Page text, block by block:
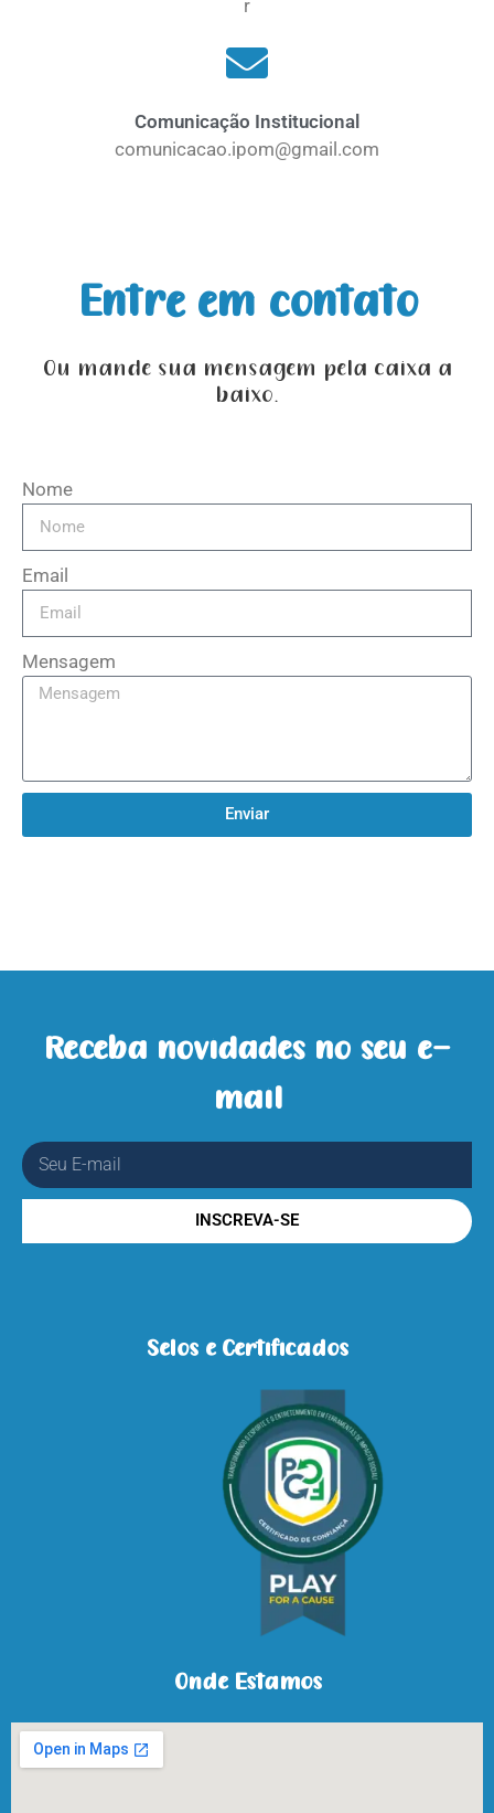
r
Comunicação Institucional
comunicacao.ipom@gmail.com
Entre em contato
Ou mande sua mensagem pela caixa a
baixo.
Nome
Email
Mensagem
Enviar
Receba novidades no seu e-
mail
INSCREVA-SE
Selos e Certificados
Onde Estamos